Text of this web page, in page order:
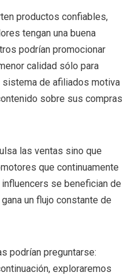
productos confiables,
tengan una buena
podrían promocionar
calidad sólo para
de afiliados motiva
sobre sus compras
las ventas sino que
que continuamente
se benefician de
un flujo constante de
podrían preguntarse:
exploraremos